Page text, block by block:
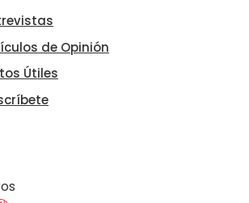
de Opinión
Útiles